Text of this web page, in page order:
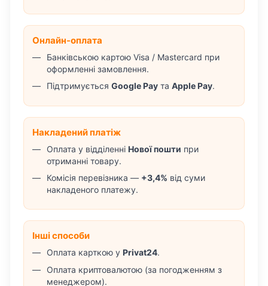
Онлайн-оплата
Банківською картою Visa / Mastercard при
оформленні замовлення.
Підтримується Google Pay та Apple Pay.
Накладений платіж
Оплата у відділенні Нової пошти при
отриманні товару.
Комісія перевізника — +3,4% від суми
накладеного платежу.
Інші способи
Оплата карткою у Privat24.
Оплата криптовалютою (за погодженням з
менеджером).